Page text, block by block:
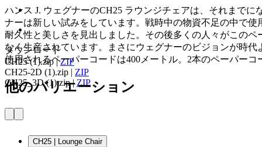
ダウンロード
CH25 (1).zip|ZIP
CH25-2D (1).zip | ZIP
CH25_3D (1).zip|ZIP
ハンス J. ウェグナーのCH25 ラウンジチェアは、それまで
ナーは新しい試みをしています。戦時中の物資不足の中で
耐久性と美しさを見出しました。その後多くの人々がこの
なく生産されています。まさにウェグナーのビジョンが時
使用されるペーパーコードは400メートル。2本のペーパー
他のバリエーション
CH25 | Lounge Chair